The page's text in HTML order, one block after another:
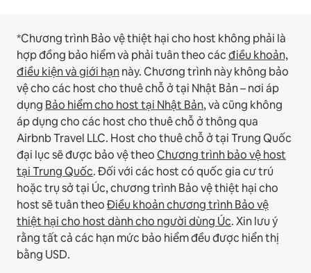
*Chương trình Bảo vệ thiệt hại cho host không phải là
hợp đồng bảo hiểm và phải tuân theo cácđiều khoản,
điều kiện và giới hạnnày.Chương trình này không bảo
vệ cho các host cho thuê chỗ ở tại Nhật Bản – nơi áp
dụng Bảo hiểm cho host tại Nhật Bản, và cũng không
áp dụng cho các host cho thuê chỗ ở thông qua
Airbnb Travel LLC. Host cho thuê chỗ ở tại Trung Quốc
đại lục sẽ được bảo vệ theoChương trình bảo vệ host
tại Trung Quốc.Đối với các host có quốc gia cư trú
hoặc trụ sở tại Úc, chương trình Bảo vệ thiệt hại cho
host sẽ tuân theoĐiều khoản chương trình Bảo vệ
thiệt hại cho host dành cho người dùng Úc. Xin lưu ý
rằng tất cả các hạn mức bảo hiểm đều được hiển thị
bằng USD.